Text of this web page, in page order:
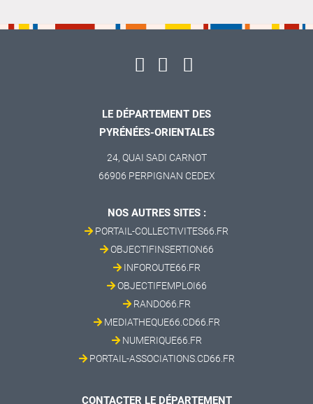
LE DÉPARTEMENT DES
PYRÉNÉES-ORIENTALES
24, QUAI SADI CARNOT
66906 PERPIGNAN CEDEX
NOS AUTRES SITES :
PORTAIL-COLLECTIVITES66.FR
OBJECTIFINSERTION66
INFOROUTE66.FR
OBJECTIFEMPLOI66
RANDO66.FR
MEDIATHEQUE66.CD66.FR
NUMERIQUE66.FR
PORTAIL-ASSOCIATIONS.CD66.FR
CONTACTER LE DÉPARTEMENT